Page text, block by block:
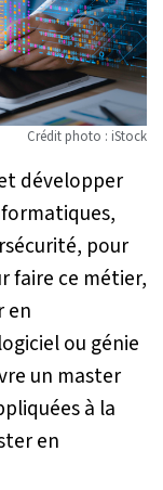
Crédit photo : iStock
développer
pour
faire ce métier,
en
ou génie
un master
à la
en